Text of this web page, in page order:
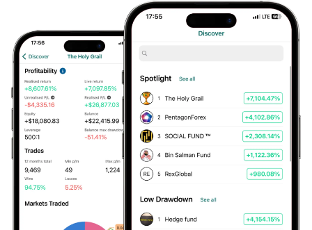
Hvis du er profesjonell trader, kan du søke om å bli
omklassifisert til Hero Markets’ valgfrie profesjonelle program
Gebyrer og avgifter
Vi er transparente om våre gebyrer og avgifter, slik at du alltid
vet hva du blir belastet når du handler med oss
Betalingsmetoder
Hero Markets gjør det mulig for deg å finansiere tradingen din
på en rekke ulike måter.
Læring
Om oss
Om Hero Markets
Lær mer om oss og hva vi står for